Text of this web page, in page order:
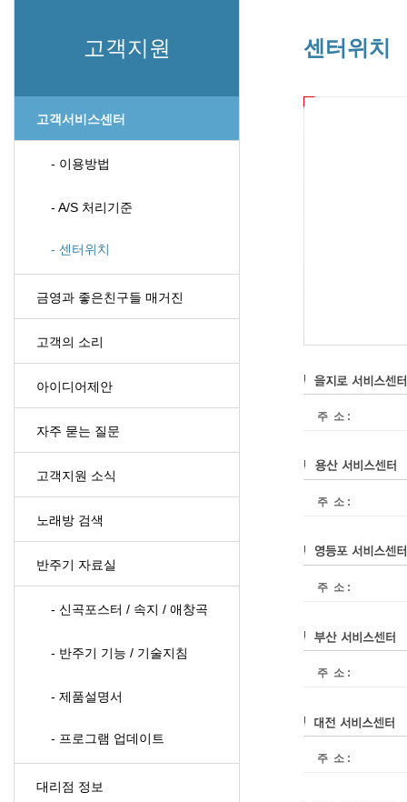
고객지원
고객서비스센터
- 이용방법
- A/S 처리기준
- 센터위치
금영과 좋은친구들 매거진
고객의 소리
아이디어제안
자주 묻는 질문
고객지원 소식
노래방 검색
반주기 자료실
- 신곡포스터 / 속지 / 애창곡
- 반주기 기능 / 기술지침
- 제품설명서
- 프로그램 업데이트
대리점 정보
센터위치
주 소 :
주 소 :
주 소 :
주 소 :
주 소 :